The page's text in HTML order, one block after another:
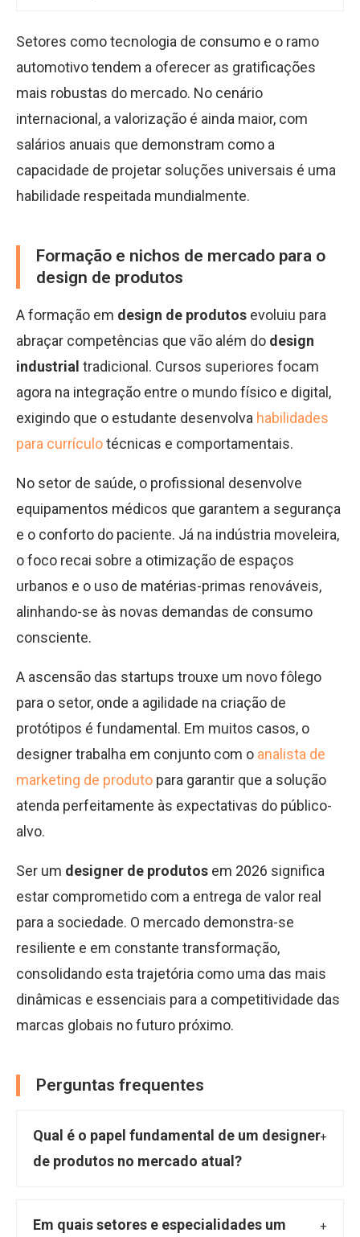
Setores como tecnologia de consumo e o ramo
automotivo tendem a oferecer as gratificações
mais robustas do mercado. No cenário
internacional, a valorização é ainda maior, com
salários anuais que demonstram como a
capacidade de projetar soluções universais é uma
habilidade respeitada mundialmente.
Formação e nichos de mercado para o
design de produtos
A formação em design de produtos evoluiu para
abraçar competências que vão além do design
industrial tradicional. Cursos superiores focam
agora na integração entre o mundo físico e digital,
exigindo que o estudante desenvolva habilidades
para currículotécnicas e comportamentais.
No setor de saúde, o profissional desenvolve
equipamentos médicos que garantem a segurança
e o conforto do paciente. Já na indústria moveleira,
o foco recai sobre a otimização de espaços
urbanos e o uso de matérias-primas renováveis,
alinhando-se às novas demandas de consumo
consciente.
A ascensão das startups trouxe um novo fôlego
para o setor, onde a agilidade na criação de
protótipos é fundamental. Em muitos casos, o
designer trabalha em conjunto com o analista de
marketing de produto para garantir que a solução
atenda perfeitamente às expectativas do público-
alvo.
Ser um designer de produtos em 2026 significa
estar comprometido com a entrega de valor real
para a sociedade. O mercado demonstra-se
resiliente e em constante transformação,
consolidando esta trajetória como uma das mais
dinâmicas e essenciais para a competitividade das
marcas globais no futuro próximo.
Perguntas frequentes
Qual é o papel fundamental de um designer
de produtos no mercado atual?
Em quais setores e especialidades um